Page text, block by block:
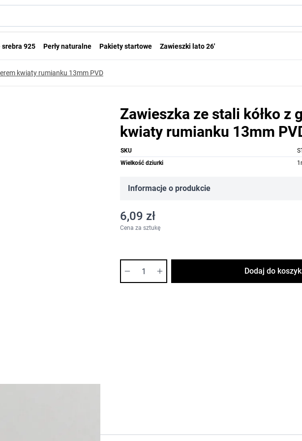
srebra 925 Perły naturalne Pakiety startowe Zawieszki lato 26'
kwiaty rumianku 13mm PVD
Zawieszka ze stali kółko z
kwiaty rumianku 13mm
SKU
Wielkość dziurki
Informacje o produkcie
6,09 zł
Cena za sztukę
Dodaj do